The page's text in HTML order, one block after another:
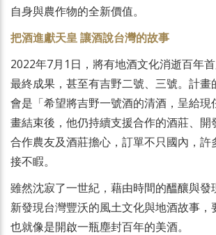
自身與農作物的全新價值。
把酒進獻天皇 讓酒說台灣的故事
2022年7月1日，將有地酒文化消逝百年
最終成果，甚至有吉野二號、三號。計畫
會是「希望將吉野一號酒的清酒，呈給現
畫結束後，他仍持續支援合作的酒莊、開
合作農友及酒莊擔心，訂單不只國內，許
接不睱。
雖然沈寂了一世紀，藉由時間的醞釀與發
新發現台灣豐沃的風土文化與地酒故事，
也就像是開啟一瓶塵封百年的美酒。